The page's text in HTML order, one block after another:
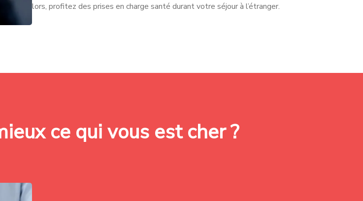
lors, profitez des prises en charge santé durant votre séjour à l’étranger.
ce qui vous est cher ?